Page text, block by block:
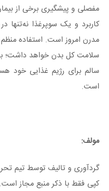
مفصلی و پیشگیری برخی از
کاربرد و یک سوپرغذا نه‌تنها
مدرن امروز است. استفاده منظم
سلامت کل بدن خواهد داشت؛
سالم برای رژیم غذایی خود
است.
مولف:
گردآوری و تالیف توسط تیم
کپی فقط با ذکر منبع مجاز است.